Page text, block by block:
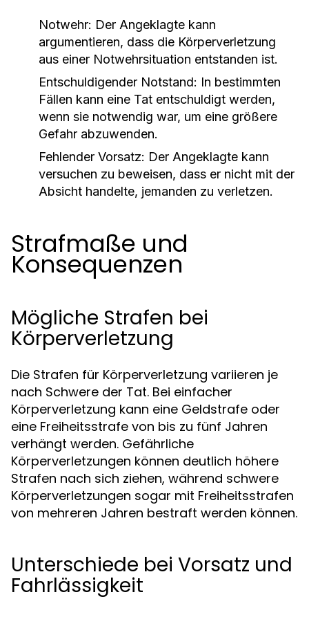
Notwehr: Der Angeklagte kann
argumentieren, dass die Körperverletzung
aus einer Notwehrsituation entstanden ist.
Entschuldigender Notstand: In bestimmten
Fällen kann eine Tat entschuldigt werden,
wenn sie notwendig war, um eine größere
Gefahr abzuwenden.
Fehlender Vorsatz: Der Angeklagte kann
versuchen zu beweisen, dass er nicht mit der
Absicht handelte, jemanden zu verletzen.
Strafmaße und
Konsequenzen
Mögliche Strafen bei
Körperverletzung
Die Strafen für Körperverletzung variieren je
nach Schwere der Tat. Bei einfacher
Körperverletzung kann eine Geldstrafe oder
eine Freiheitsstrafe von bis zu fünf Jahren
verhängt werden. Gefährliche
Körperverletzungen können deutlich höhere
Strafen nach sich ziehen, während schwere
Körperverletzungen sogar mit Freiheitsstrafen
von mehreren Jahren bestraft werden können.
Unterschiede bei Vorsatz und
Fahrlässigkeit